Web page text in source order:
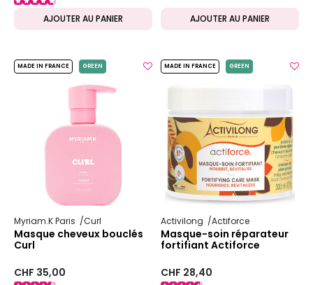
AJOUTER AU PANIER AJOUTER AU PANIER
MADE IN FRANCE GREEN
Myriam.K Paris Curl
Masque cheveux bouclés
Curl
CHF 35,00
MADE IN FRANCE GREEN
Activilong Actiforce
Masque-soin réparateur
fortifiant Actiforce
CHF 28,40